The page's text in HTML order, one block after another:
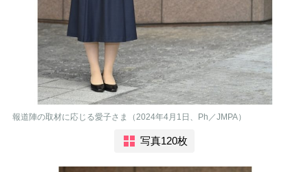
報道陣の取材に応じる愛子さま（2024年4月1日、Ph／JMPA）
写真120枚